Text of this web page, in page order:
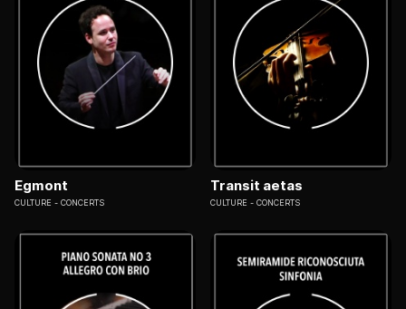
Egmont
CULTURE CONCERTS
Transit aetas
CULTURE CONCERTS